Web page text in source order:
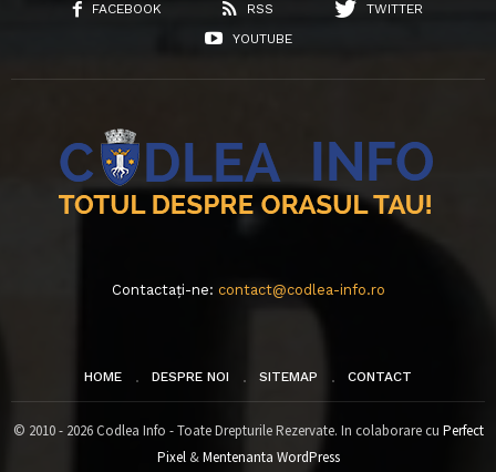
FACEBOOK RSS
TWITTER
YOUTUBE
Contactați-ne: contact@codlea-info.ro
HOME DESPRE NOI SITEMAP CONTACT
© 2010 - 2026 Codlea Info - Toate Drepturile Rezervate. In colaborare cu Perfect
Pixel&Mentenanta WordPress